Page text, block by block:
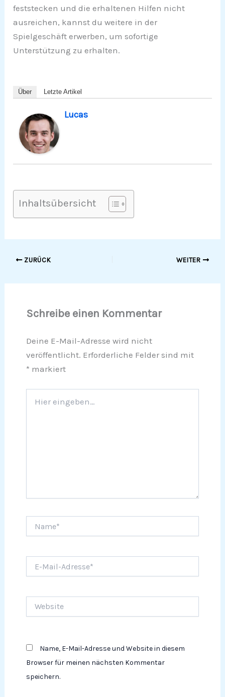
feststecken und die erhaltenen Hilfen nicht
ausreichen, kannst du weitere in der
Spielgeschäft erwerben, um sofortige
Unterstützung zu erhalten.
Über Letzte Artikel
Lucas
Inhaltsübersicht
ZURÜCK WEITER
Schreibe einen Kommentar
Deine E-Mail-Adresse wird nicht
veröffentlicht. Erforderliche Felder sind mit
* markiert
eingeben…
Mail-
Name, E-Mail-Adresse und Website in diesem
Browser für meinen nächsten Kommentar
speichern.